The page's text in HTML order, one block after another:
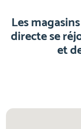
Les
directe se
et